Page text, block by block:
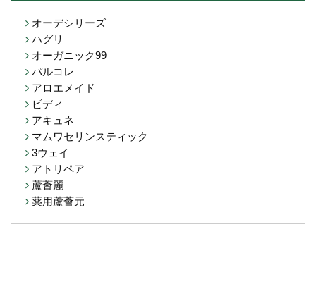
オーデシリーズ
ハグリ
オーガニック99
パルコレ
アロエメイド
ビディ
アキュネ
マムワセリンスティック
3ウェイ
アトリペア
蘆薈麗
薬用蘆薈元